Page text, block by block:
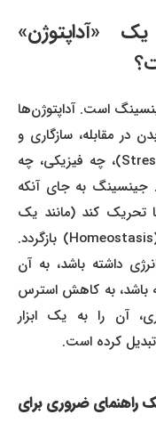
است. آداپتوژن‌ها
مقابله، سازگاری و
مقاومت در برابر انواع استرسورها (Stressors)، چه فیزیکی، چه
به جای آنکه
کند (مانند یک
دارو)، به بدن کمک می‌کند تا به تعادل (Homeostasis) بازگردد.
داشته باشد، به آن
به کاهش استرس
را به یک ابزار
کرده است.
ضروری برای